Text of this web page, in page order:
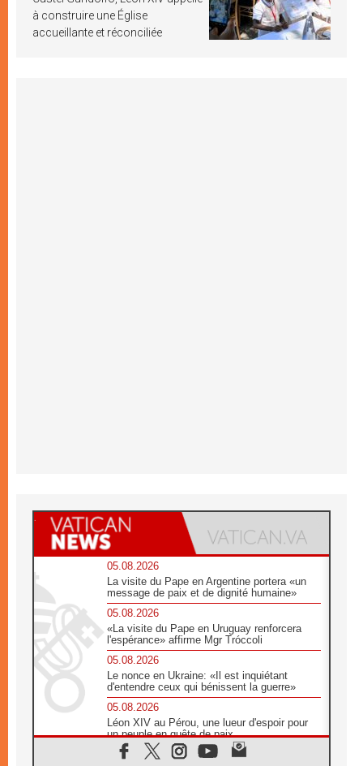
à construire une Église
accueillante et réconciliée
05.08.2026
La visite du Pape en Argentine portera «un
message de paix et de dignité humaine»
05.08.2026
«La visite du Pape en Uruguay renforcera
l'espérance» affirme Mgr Tróccoli
05.08.2026
Le nonce en Ukraine: «Il est inquiétant
d'entendre ceux qui bénissent la guerre»
05.08.2026
Léon XIV au Pérou, une lueur d'espoir pour
un peuple en quête de paix
05.08.2026